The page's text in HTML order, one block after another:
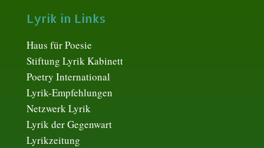
Lyrik in Links
Haus für Poesie
Stiftung Lyrik Kabinett
Poetry International
Lyrik-Empfehlungen
Netzwerk Lyrik
Lyrik der Gegenwart
Lyrikzeitung